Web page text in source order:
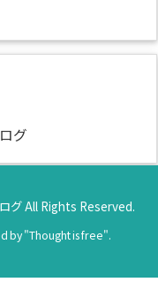
グAll Rights Reserved.
by "Thought is free".